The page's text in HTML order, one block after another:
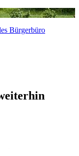
Bürgerbüro